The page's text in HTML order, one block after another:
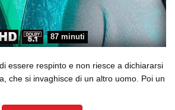
87 minuti
essere respinto e non riesce a dichiararsi
che si invaghisce di un altro uomo. Poi un